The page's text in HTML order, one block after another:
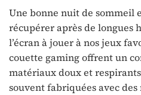
Une bonne nuit de sommeil
récupérer après de longues
l’écran à jouer à nos jeux
couette gaming offrent un
matériaux doux et
souvent fabriquées avec